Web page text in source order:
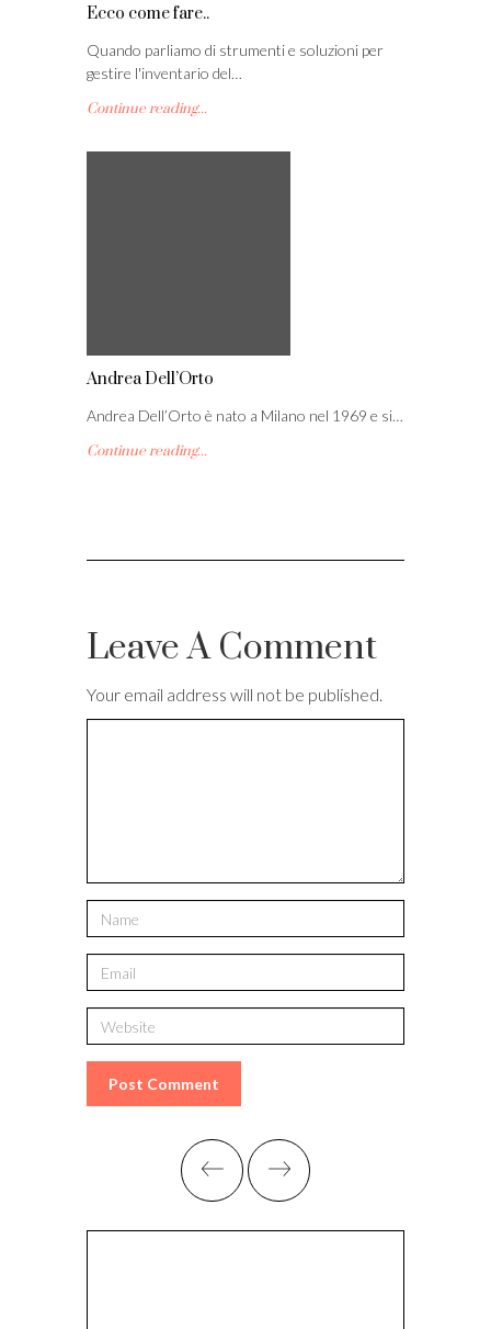
Ecco come fare..
Quando parliamo di strumenti e soluzioni per
gestire l'inventario del…
Continue reading...
Andrea Dell’Orto
Andrea Dell’Orto è nato a Milano nel 1969 e si…
Continue reading...
Leave A Comment
Your email address will not be published.